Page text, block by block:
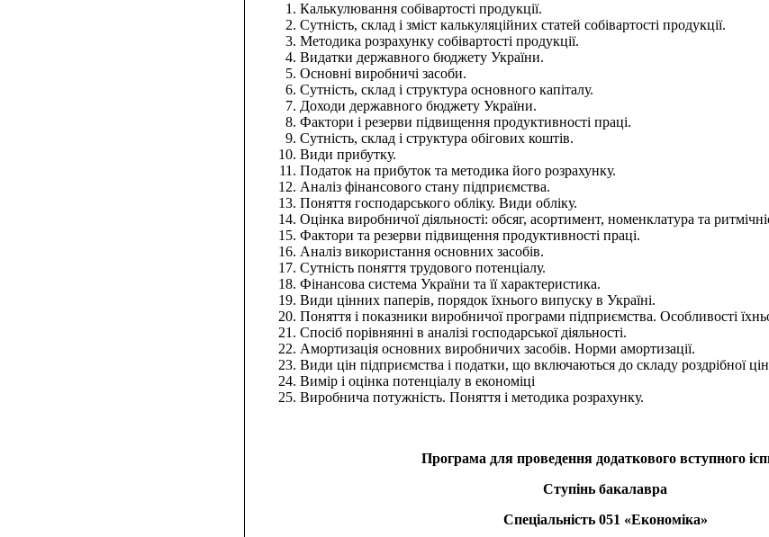
Калькулювання собівартості продукції.
Сутність, склад і зміст калькуляційних статей собівартості продукції.
Методика розрахунку собівартості продукції.
Видатки державного бюджету України.
Основні виробничі засоби.
Сутність, склад і структура основного капіталу.
Доходи державного бюджету України.
Фактори і резерви підвищення продуктивності праці.
Сутність, склад і структура обігових коштів.
Види прибутку.
Податок на прибуток та методика його розрахунку.
Аналіз фінансового стану підприємства.
Поняття господарського обліку. Види обліку.
Оцінка виробничої діяльності: обсяг, асортимент, номенклатура та
Фактори та резерви підвищення продуктивності праці.
Аналіз використання основних засобів.
Сутність поняття трудового потенціалу.
Фінансова система України та її характеристика.
Види цінних паперів, порядок їхнього випуску в Україні.
Поняття і показники виробничої програми підприємства. Особливості
Спосіб порівнянні в аналізі господарської діяльності.
Амортизація основних виробничих засобів. Норми амортизації.
Види цін підприємства і податки, що включаються до складу роздрібної
Вимір і оцінка потенціалу в економіці
Виробнича потужність. Поняття і методика розрахунку.
Програма для проведення додаткового вступного
Ступінь бакалавра
Спеціальність 051 «Економіка»